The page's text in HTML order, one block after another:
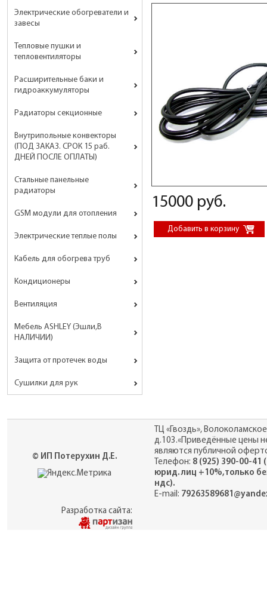
Электрические обогреватели и
завесы
Тепловые пушки и
тепловентиляторы
Расширительные баки и
гидроаккумуляторы
Радиаторы секционные
Внутрипольные конвекторы
(ПОД ЗАКАЗ. СРОК 15 раб.
ДНЕЙ ПОСЛЕ ОПЛАТЫ)
Стальные панельные
радиаторы
GSM модули для отопления
Электрические теплые полы
Кабель для обогрева труб
Кондиционеры
Вентиляция
Мебель ASHLEY (Эшли,В
НАЛИЧИИ)
Защита от протечек воды
Сушилки для рук
15000 руб.
© ИП Потерухин Д.Е.
ТЦ «Гвоздь»,
д.103.«Приведённые цены
являются публичной
Телефон: 8 (925) 390-00-41
юрид. лиц +10%,только
ндс).
E-mail:
Разработка сайта: